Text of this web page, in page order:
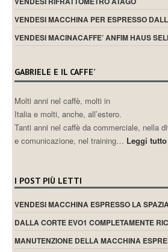
VENDESI MACCHINA PER ESPRESSO
VENDESI MACINACAFFE’ ANFIM HAUS
GABRIELE E IL CAFFE’
Molti anni nel caffè, molti in
Italia e molti, anche, all’estero.
Tanti anni nel caffè da commerciale, nella
e comunicazione, nel training… Leggi tutto
I POST PIÙ LETTI
VENDESI MACCHINA ESPRESSO LA
DALLA CORTE EVO1 COMPLETAMENTE
MANUTENZIONE DELLA MACCHINA